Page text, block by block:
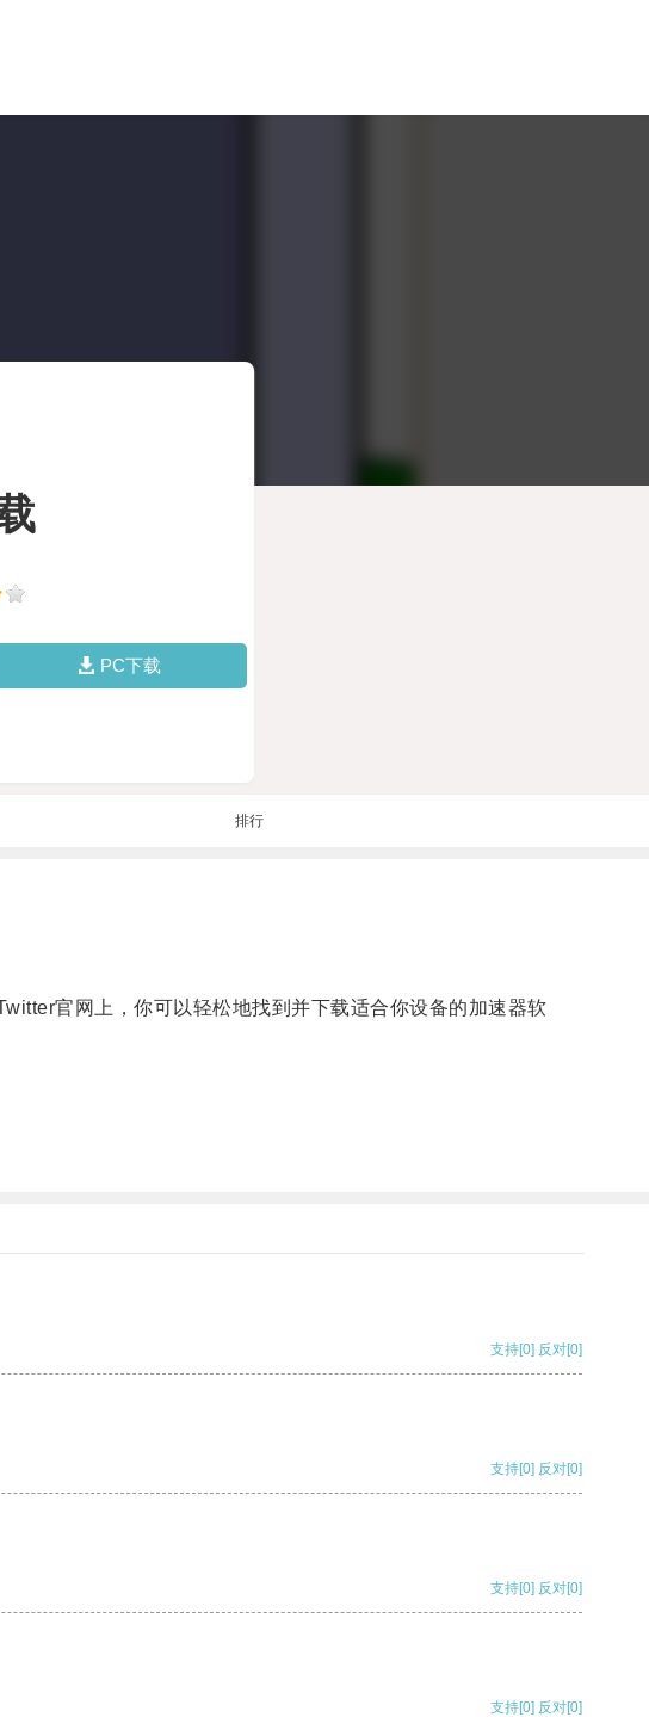
PC下载
排行
官网上，你可以轻松地找到并下载适合你设备的加速器软
支持[0] 反对[0]
支持[0] 反对[0]
支持[0] 反对[0]
支持[0] 反对[0]